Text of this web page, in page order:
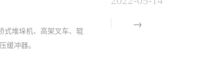
式堆垛机、高架叉车、辊
缓冲器。